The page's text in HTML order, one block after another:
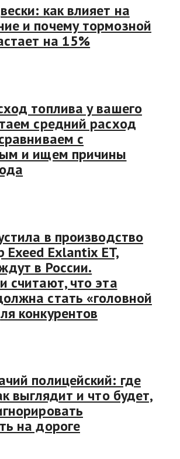
как влияет на
и почему тормозной
на 15%
топлива у вашего
средний расход
с
и ищем причины
в производство
Exeed Exlantix ET,
в России.
считают, что эта
стать «головной
конкурентов
полицейский: где
выглядит и что будет,
на дороге